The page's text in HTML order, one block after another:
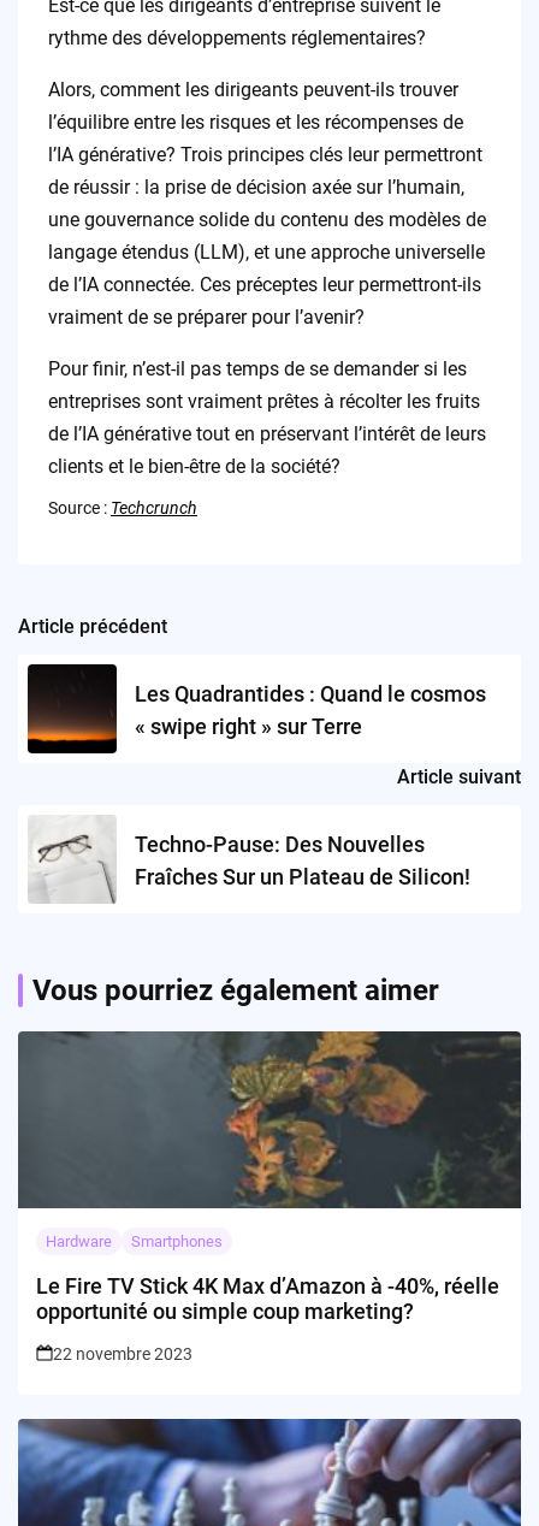
Est-ce que les dirigeants d’entreprise suivent le
rythme des développements réglementaires?
Alors, comment les dirigeants peuvent-ils trouver
l’équilibre entre les risques et les récompenses de
l’IA générative? Trois principes clés leur permettront
de réussir : la prise de décision axée sur l’humain,
une gouvernance solide du contenu des modèles de
langage étendus (LLM), et une approche universelle
de l’IA connectée. Ces préceptes leur permettront-ils
vraiment de se préparer pour l’avenir?
Pour finir, n’est-il pas temps de se demander si les
entreprises sont vraiment prêtes à récolter les fruits
de l’IA générative tout en préservant l’intérêt de leurs
clients et le bien-être de la société?
Source : Techcrunch
Post
navigation
Article précédent
Les Quadrantides : Quand le cosmos
« swipe right » sur Terre
Article suivant
Techno-Pause: Des Nouvelles
Fraîches Sur un Plateau de Silicon!
Vous pourriez également aimer
Hardware Smartphones
Le Fire TV Stick 4K Max d’Amazon à -40%, réelle
opportunité ou simple coup marketing?
22 novembre 2023